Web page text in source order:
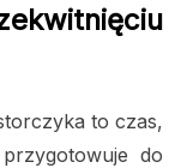
to czas,
do